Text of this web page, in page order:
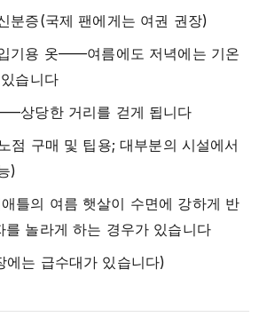
분증(국제 팬에게는 여권 권장)
기용 옷——여름에도 저녁에는 기온
습니다
상당한 거리를 걷게 됩니다
점 구매 및 팁용; 대부분의 시설에서
)
틀의 여름 햇살이 수면에 강하게 반
를 놀라게 하는 경우가 있습니다
에는 급수대가 있습니다)